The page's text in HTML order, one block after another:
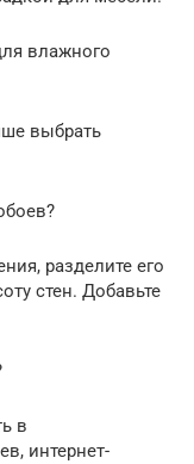
влажного
выбрать
разделите его
стен. Добавьте
в
интернет-